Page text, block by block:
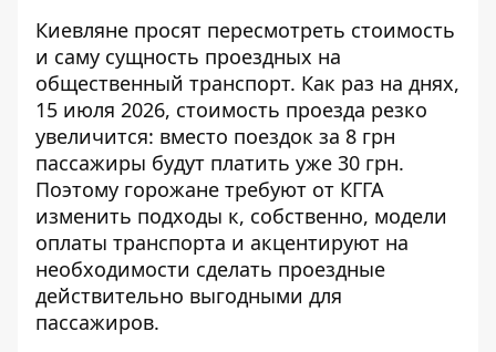
Киевляне просят пересмотреть стоимость
и саму сущность проездных на
общественный транспорт. Как раз на днях,
15 июля 2026, стоимость проезда резко
увеличится: вместо поездок за 8 грн
пассажиры будут платить уже 30 грн.
Поэтому горожане требуют от КГГА
изменить подходы к, собственно, модели
оплаты транспорта и акцентируют на
необходимости сделать проездные
действительно выгодными для
пассажиров.